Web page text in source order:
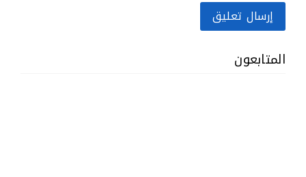
إرسال تعليق
المتابعون